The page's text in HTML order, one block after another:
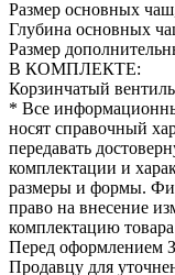
Размер основных
Глубина основных
Размер
В КОМПЛЕКТЕ:
Корзинчатый вентиль
* Все
носят справочный
передавать
комплектации и
размеры и формы.
право на внесение
комплектацию
Перед оформлением
Продавцу для